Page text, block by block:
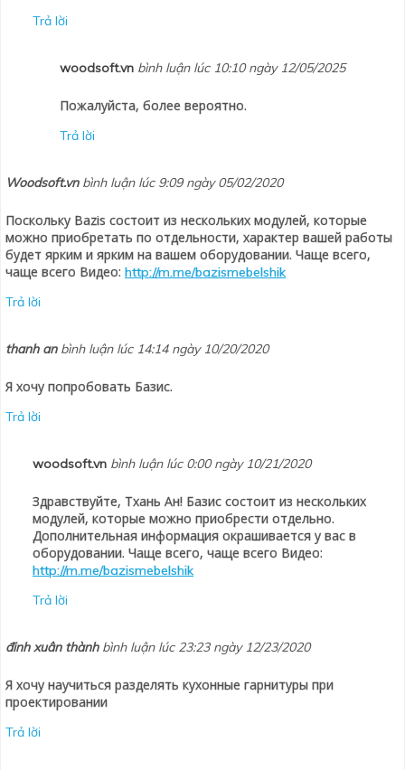
Trả lời
woodsoft.vn bình luận lúc 10:10 ngày 12/05/2025
Пожалуйста, более вероятно.
Trả lời
Woodsoft.vn bình luận lúc 9:09 ngày 05/02/2020
Поскольку Bazis состоит из нескольких модулей, которые
можно приобретать по отдельности, характер вашей работы
будет ярким и ярким на вашем оборудовании. Чаще всего,
чаще всего Видео: http://m.me/bazismebelshik
Trả lời
thanh an bình luận lúc 14:14 ngày 10/20/2020
Я хочу попробовать Базис.
Trả lời
woodsoft.vn bình luận lúc 0:00 ngày 10/21/2020
Здравствуйте, Тхань Ан! Базис состоит из нескольких
модулей, которые можно приобрести отдельно.
Дополнительная информация окрашивается у вас в
оборудовании. Чаще всего, чаще всего Видео:
http://m.me/bazismebelshik
Trả lời
đinh xuân thành bình luận lúc 23:23 ngày 12/23/2020
Я хочу научиться разделять кухонные гарнитуры при
проектировании
Trả lời